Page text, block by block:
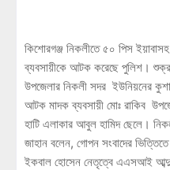
কিশোরগঞ্জ নিকলীতে ৫০ পিস
ব্যবসায়ীকে আটক করেছে পুলিশ।
উপজেলার নিকলী সদর ইউনিয়নের
আটক মাদক ব্যবসায়ী মোঃ রাকিব
হাটি এলাকার আবুল হামিদ ছেলে।
জাহান বলেন, গোপন সংবাদের
ইকবাল হোসেন নেতৃত্বে এএসআই